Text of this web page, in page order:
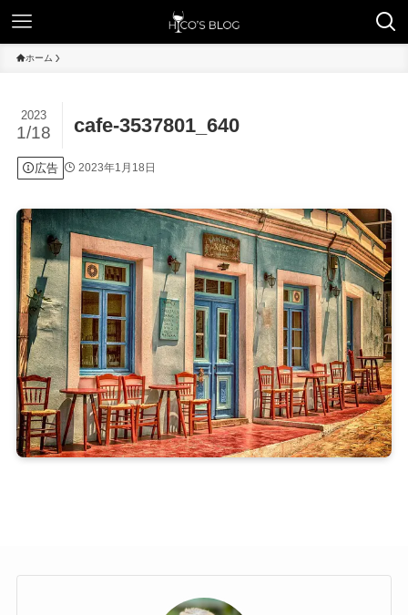
ホーム
cafe-3537801_640
2023
1/18
広告 2023年1月18日